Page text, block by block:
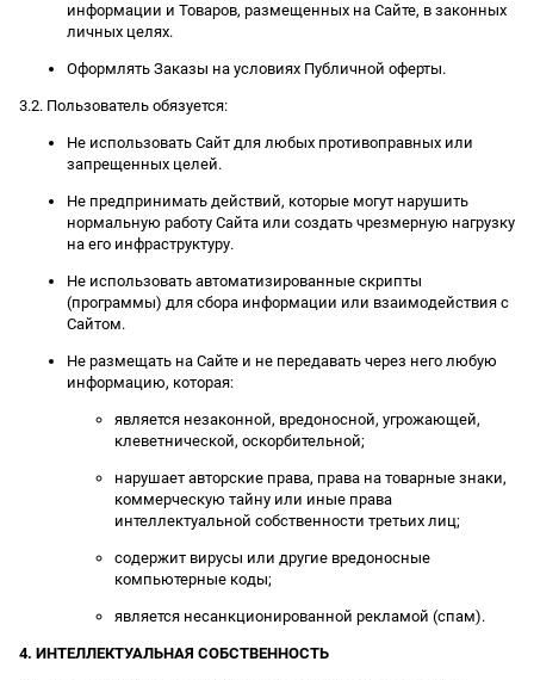
информации и Товаров, размещенных на Сайте, в законных
личных целях.
Оформлять Заказы на условиях Публичной оферты.
3.2. Пользователь обязуется:
Не использовать Сайт для любых противоправных или
запрещенных целей.
Не предпринимать действий, которые могут нарушить
нормальную работу Сайта или создать чрезмерную нагрузку
на его инфраструктуру.
Не использовать автоматизированные скрипты
(программы) для сбора информации или взаимодействия с
Сайтом.
Не размещать на Сайте и не передавать через него любую
информацию, которая:
является незаконной, вредоносной, угрожающей,
клеветнической, оскорбительной;
нарушает авторские права, права на товарные знаки,
коммерческую тайну или иные права
интеллектуальной собственности третьих лиц;
содержит вирусы или другие вредоносные
компьютерные коды;
является несанкционированной рекламой (спам).
4. ИНТЕЛЛЕКТУАЛЬНАЯ СОБСТВЕННОСТЬ